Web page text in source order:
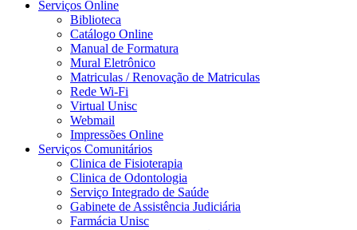
Serviços Online
Biblioteca
Catálogo Online
Manual de Formatura
Mural Eletrônico
Matriculas / Renovação de Matriculas
Rede Wi-Fi
Virtual Unisc
Webmail
Impressões Online
Serviços Comunitários
Clinica de Fisioterapia
Clinica de Odontologia
Serviço Integrado de Saúde
Gabinete de Assistência Judiciária
Farmácia Unisc